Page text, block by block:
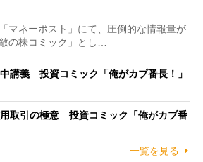
マネーポスト」にて、圧倒的な情報量が
の株コミック」とし…
講義 投資コミック「俺がカブ番長！」
取引の極意 投資コミック「俺がカブ番
一覧を見る